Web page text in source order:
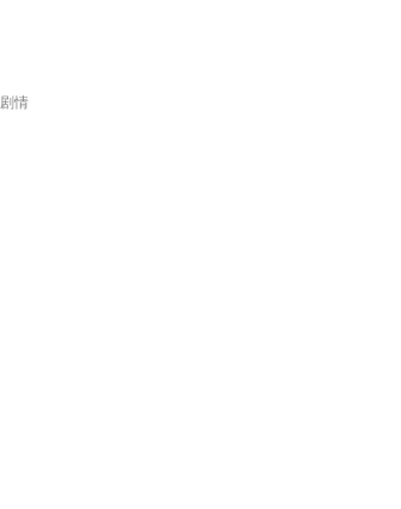
剧情